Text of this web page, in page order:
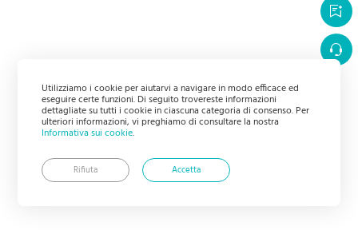
Utilizziamo i cookie per aiutarvi a navigare in modo efficace ed
eseguire certe funzioni. Di seguito trovereste informazioni
dettagliate su tutti i cookie in ciascuna categoria di consenso. Per
ulteriori informazioni, vi preghiamo di consultare la nostra
Informativa sui cookie.
Accetta
Rifiuta